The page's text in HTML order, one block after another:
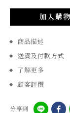
加入購
商品描述
送貨及付款方式
了解更多
顧客評價
分享到